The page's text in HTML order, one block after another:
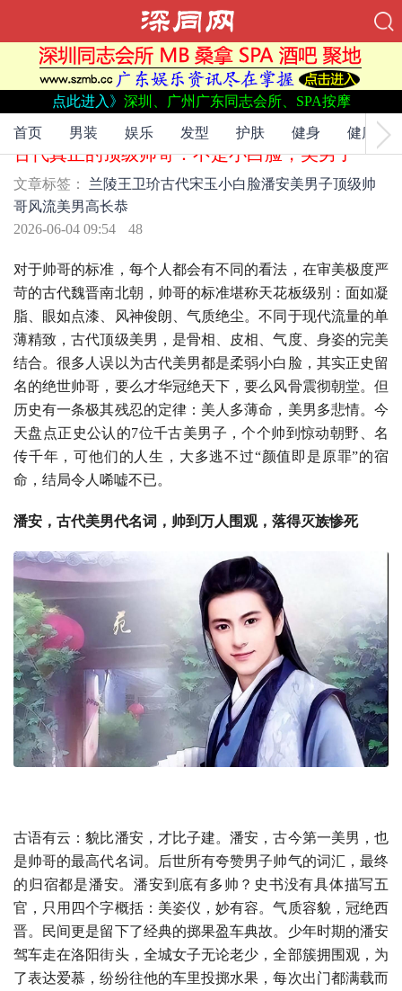
点此进入》 深圳、广州广东同志会所、SPA按摩
首页 男装 娱乐 发型 护肤 健身 健康
文章标签：兰陵王卫玠 古代宋玉小白脸潘安 美男子顶级帅
哥风流美男高长恭
古代真正的顶级帅哥：不是小白脸，美男子
文章标签： 兰陵王卫玠古代宋玉小白脸潘安美男子顶级帅
哥风流美男高长恭
2026-06-04 09:54
48
对于帅哥的标准，每个人都会有不同的看法，在审美极度严
苛的古代魏晋南北朝，帅哥的标准堪称天花板级别：面如凝
脂、眼如点漆、风神俊朗、气质绝尘。不同于现代流量的单
薄精致，古代顶级美男，是骨相、皮相、气度、身姿的完美
结合。很多人误以为古代美男都是柔弱小白脸，其实正史留
名的绝世帅哥，要么才华冠绝天下，要么风骨震彻朝堂。但
历史有一条极其残忍的定律：美人多薄命，美男多悲情。今
天盘点正史公认的7位千古美男子，个个帅到惊动朝野、名
传千年，可他们的人生，大多逃不过“颜值即是原罪”的宿
命，结局令人唏嘘不已。
潘安，古代美男代名词，帅到万人围观，落得灭族惨死
古语有云：貌比潘安，才比子建。潘安，古今第一美男，也
是帅哥的最高代名词。后世所有夸赞男子帅气的词汇，最终
的归宿都是潘安。潘安到底有多帅？史书没有具体描写五
官，只用四个字概括：美姿仪，妙有容。气质容貌，冠绝西
晋。民间更是留下了经典的掷果盈车典故。少年时期的潘安
驾车走在洛阳街头，全城女子无论老少，全部簇拥围观，为
了表达爱慕，纷纷往他的车里投掷水果，每次出门都满载而